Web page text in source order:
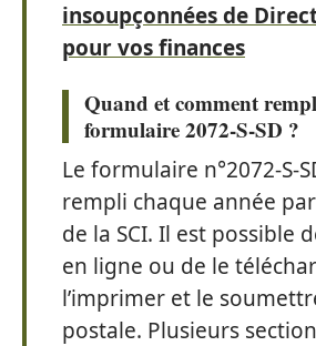
insoupçonnées de
pour vos finances
Quand et comment
formulaire 2072-S-SD ?
Le formulaire n°2072-S-
rempli chaque année
de la SCI. Il est possible
en ligne ou de le
l’imprimer et le
postale. Plusieurs